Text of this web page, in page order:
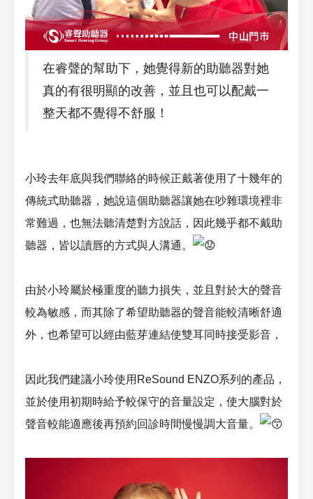
在睿聲的幫助下，她覺得新的助聽器對她
真的有很明顯的改善，並且也可以配戴一
整天都不覺得不舒服！
小玲去年底與我們聯絡的時候正戴著使用了十幾年的
傳統式助聽器，她說這個助聽器讓她在吵雜環境裡非
常難過，也無法聽清楚對方說話，因此幾乎都不戴助
聽器，皆以讀唇的方式與人溝通。
由於小玲屬於極重度的聽力損失，並且對於大的聲音
較為敏感，而其除了希望助聽器的聲音能較清晰舒適
外，也希望可以經由藍芽連結使雙耳同時接受影音，
因此我們建議小玲使用ReSound ENZO系列的產品，
並於使用初期時給予較保守的音量設定，使大腦對於
聲音較能適應後再預約回診時間慢慢調大音量。